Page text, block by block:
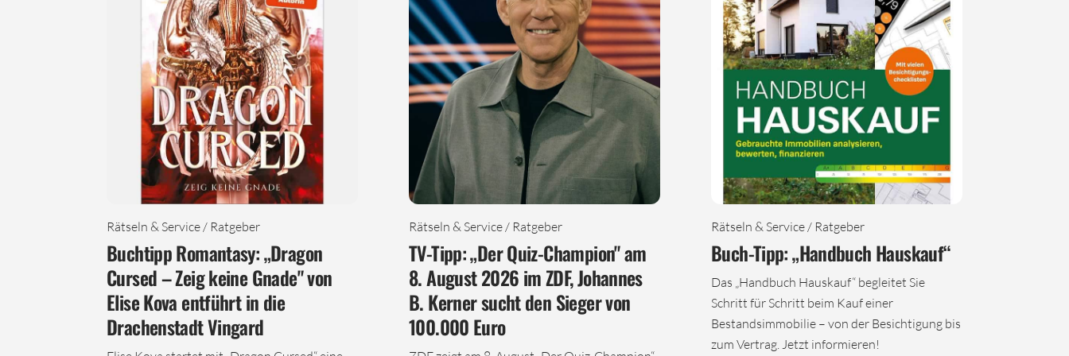
Rätseln & Service / Ratgeber
Buchtipp Romantasy: „Dragon
Cursed – Zeig keine Gnade" von
Elise Kova entführt in die
Drachenstadt Vingard
Rätseln & Service / Ratgeber
TV-Tipp: „Der Quiz-Champion" am
8. August 2026 im ZDF, Johannes
B. Kerner sucht den Sieger von
100.000 Euro
Rätseln & Service / Ratgeber
Buch-Tipp: „Handbuch Hauskauf“
Das „Handbuch Hauskauf“ begleitet Sie
Schritt für Schritt beim Kauf einer
Bestandsimmobilie – von der Besichtigung bis
zum Vertrag. Jetzt informieren!